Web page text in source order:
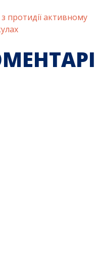
протидії активному